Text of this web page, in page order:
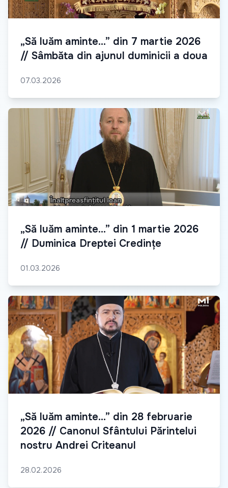
„Să luăm aminte...” din 7 martie 2026
// Sâmbăta din ajunul duminicii a doua
07.03.2026
„Să luăm aminte...” din 1 martie 2026
// Duminica Dreptei Credințe
01.03.2026
„Să luăm aminte...” din 28 februarie
2026 // Canonul Sfântului Părintelui
nostru Andrei Criteanul
28.02.2026